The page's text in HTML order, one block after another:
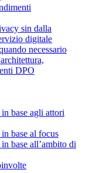
sin dalla
digitale
necessario
DPO
base agli attori
base al focus
base all’ambito di